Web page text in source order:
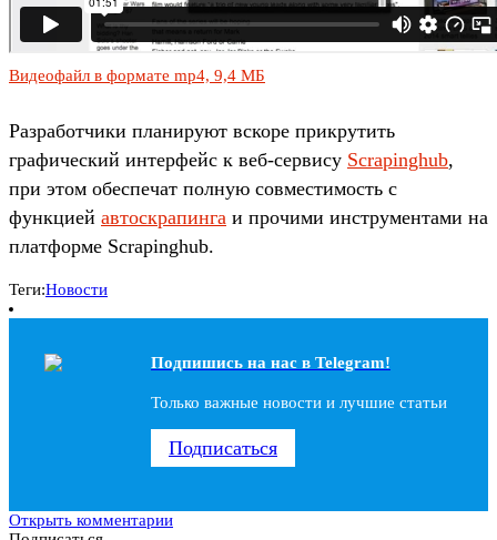
Видеофайл в формате mp4, 9,4 МБ
Разработчики планируют вскоре прикрутить
графический интерфейс к веб-сервису Scrapinghub,
при этом обеспечат полную совместимость с
функцией автоскрапинга и прочими инструментами на
платформе Scrapinghub.
Теги:Новости
Подпишись на наc в Telegram!
Только важные новости и лучшие статьи
Подписаться
Открыть комментарии